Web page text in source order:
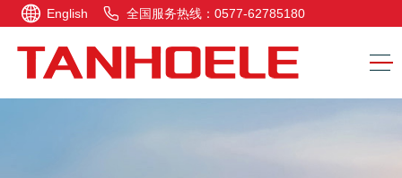
English 全国服务热线：0577-62785180